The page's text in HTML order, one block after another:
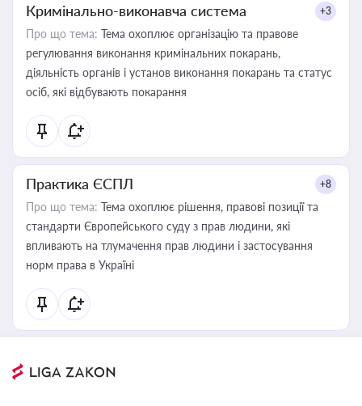
Кримінально-виконавча система +3
Про що тема: Тема охоплює організацію та правове
регулювання виконання кримінальних покарань,
діяльність органів і установ виконання покарань та статус
осіб, які відбувають покарання
Практика ЄСПЛ +8
Про що тема: Тема охоплює рішення, правові позиції та
стандарти Європейського суду з прав людини, які
впливають на тлумачення прав людини і застосування
норм права в Україні